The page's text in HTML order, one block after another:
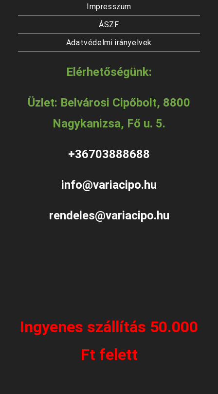
Impresszum
ÁSZF
Adatvédelmi irányelvek
Elérhetőségünk:
Üzlet: Belvárosi Cipőbolt, 8800
Nagykanizsa, Fő u. 5.
+36703888688
info@variacipo.hu
rendeles@variacipo.hu
Ingyenes szállítás 50.000
Ft felett